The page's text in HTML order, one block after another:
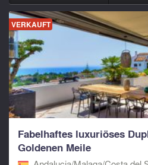
VERKAUFT
Fabelhaftes luxuriöses
Goldenen Meile